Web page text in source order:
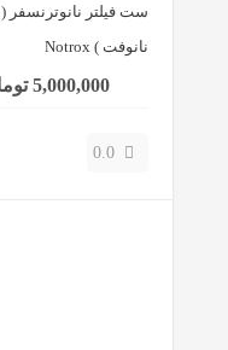
ست فیلتر نانوترنسفر (
نانوفت ) Notrox
5,000,000 تومان
0.0